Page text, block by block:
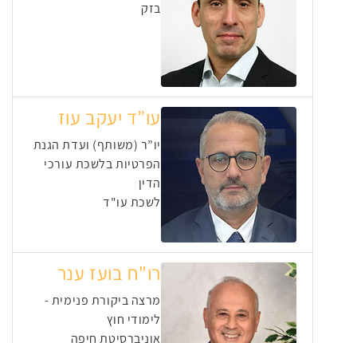
בזק
עו”ד יעקב עוז
יו”ר (משותף) ועדת הגנת
הפרטיות בלשכת עורכי
הדין
לשכת עו"ד
רו"ח בועז ענר
מרצה ביקורת פנימית -
לימודי חוץ
אוניברסיטת חיפה